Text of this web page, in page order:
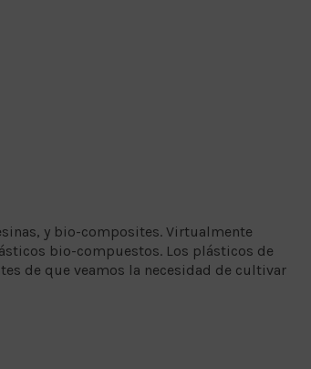
y bio-composites. Virtualmente
bio-compuestos. Los plásticos de
de que veamos la necesidad de cultivar